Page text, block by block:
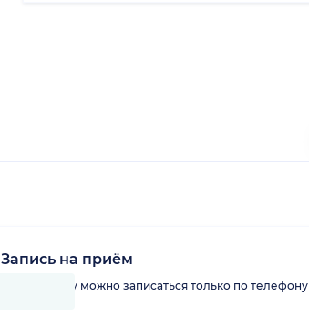
Запись на приём
В клинику можно записаться только по телефону